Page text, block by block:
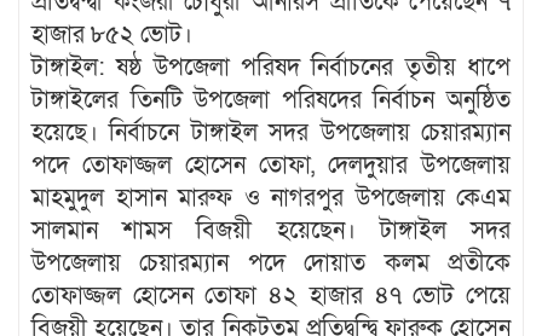
হাজার ৮৫২ ভোট।
টাঙ্গাইল: ষষ্ঠ উপজেলা পরিষদ নির্বাচনের তৃতীয় ধাপে
টাঙ্গাইলের তিনটি উপজেলা পরিষদের নির্বাচন অনুষ্ঠিত
হয়েছে। নির্বাচনে টাঙ্গাইল সদর উপজেলায় চেয়ারম্যান
পদে তোফাজ্জল হোসেন তোফা, দেলদুয়ার উপজেলায়
মাহমুদুল হাসান মারুফ ও নাগরপুর উপজেলায় কেএম
সালমান শামস বিজয়ী হয়েছেন। টাঙ্গাইল সদর
উপজেলায় চেয়ারম্যান পদে দোয়াত কলম প্রতীকে
তোফাজ্জল হোসেন তোফা ৪২ হাজার ৪৭ ভোট পেয়ে
বিজয়ী হয়েছেন। তার নিকটতম প্রতিদ্বন্দ্বি ফারুক হোসেন